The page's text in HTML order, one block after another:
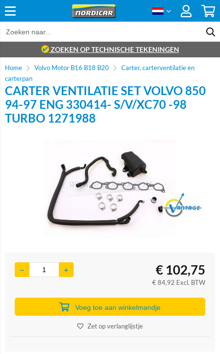
ZOEKEN OP TECHNISCHE TEKENINGEN
Home Volvo Motor B16 B18 B20
Carter, carterventilatie en
carterpan
CARTER VENTILATIE SET VOLVO 850
94-97 ENG 330414- S/V/XC70 -98
TURBO 1271988
Brand
€ 102,75
€84,92 Excl. BTW
Voeg toe aan winkelmandje
Zet op verlanglijstje